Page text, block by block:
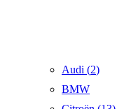
Audi (2)
BMW